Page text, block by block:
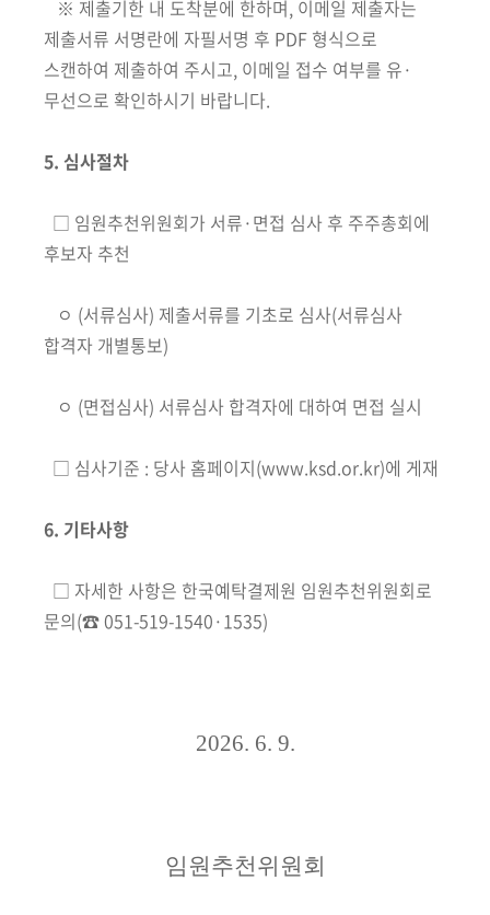
※ 제출기한 내 도착분에 한하며, 이메일 제출자는
제출서류 서명란에 자필서명 후 PDF 형식으로
스캔하여 제출하여 주시고, 이메일 접수 여부를 유·
무선으로 확인하시기 바랍니다.
5. 심사절차
□ 임원추천위원회가 서류·면접 심사 후 주주총회에
후보자 추천
ㅇ (서류심사) 제출서류를 기초로 심사(서류심사
합격자 개별통보)
ㅇ (면접심사) 서류심사 합격자에 대하여 면접 실시
□ 심사기준 : 당사 홈페이지(www.ksd.or.kr)에 게재
6. 기타사항
□ 자세한 사항은 한국예탁결제원 임원추천위원회로
문의(☎ 051-519-1540·1535)
2026. 6. 9.
임원추천위원회